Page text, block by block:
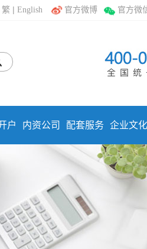
繁 |English 官方微博 官方微
户 内资公司 配套服务 企业文化